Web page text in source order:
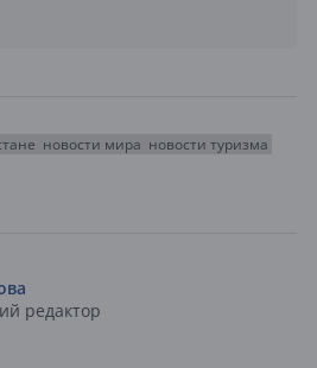
новости мира новости туризма
редактор